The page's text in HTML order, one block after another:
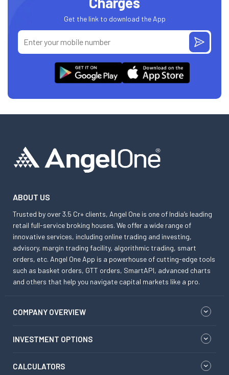
Get the link to download the App
ABOUT US
Trusted by over 3.5 Cr+ clients, Angel One is one of India’s leading
retail full-service broking houses. We offer a wide range of
innovative services, including online trading and investing,
advisory, margin trading facility, algorithmic trading, smart
orders, etc. Angel One App is a powerhouse of cutting-edge tools
such as basket orders, GTT orders, SmartAPI, advanced charts
and others that help you navigate capital markets like a pro.
COMPANY OVERVIEW
INVESTMENT OPTIONS
CALCULATORS